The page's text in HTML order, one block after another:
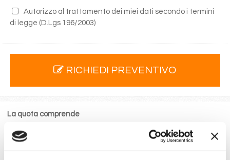
Autorizzo al trattamento dei miei dati secondo i termini
di legge (D.Lgs 196/2003)
RICHIEDI PREVENTIVO
La quota comprende
La sistemazione nella cabina prescelta dotata di ogni
comfort: servizi privati, aria condizionata, telefono, TV